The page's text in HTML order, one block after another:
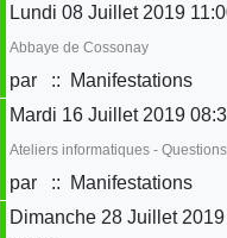
Lundi 08 Juillet 2019
Abbaye de Cossonay
par
:: Manifestations
Mardi 16 Juillet 2019
Ateliers informatiques -
par
:: Manifestations
Dimanche 28 Juillet